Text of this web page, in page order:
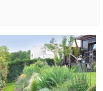
Landschaftsbau
Sehen Sie sich
und Stilen an –
haben, das
in einem Ideenbuch
dessen Design-